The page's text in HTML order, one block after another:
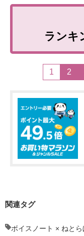
ランキ
1 2
関連タグ
ボイスノート × ねとら